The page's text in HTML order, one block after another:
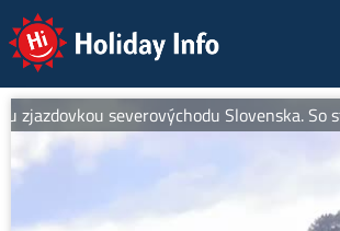
Holiday Info
severovýchodu Slovenska. So